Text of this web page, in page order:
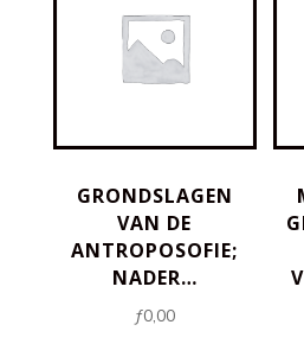
quantity
GRONDSLAGEN
VAN DE
ANTROPOSOFIE;
NADER…
ƒ0,00